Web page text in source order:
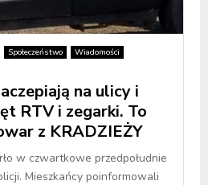
Społeczeństwo
Wiadomości
na ulicy i
RTV i zegarki. To
z KRADZIEŻY
w czwartkowe przedpołudnie
Mieszkańcy poinformowali